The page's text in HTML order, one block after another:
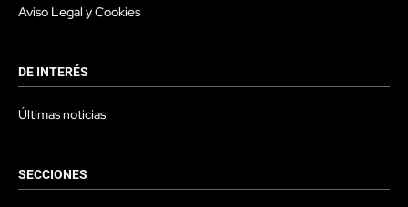
Aviso Legal y Cookies
DE INTERÉS
Últimas noticias
SECCIONES